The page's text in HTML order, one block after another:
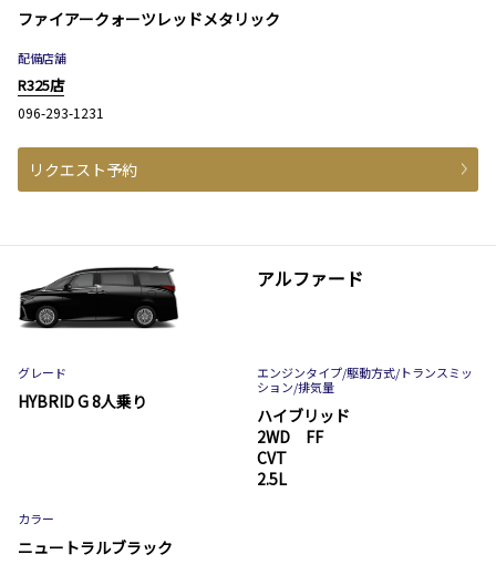
ファイアークォーツレッドメタリック
配備店舗
R325店
096-293-1231
リクエスト予約
アルファード
グレード
HYBRID G 8人乗り
エンジンタイプ/駆動方式/トランスミッ
ション/排気量
ハイブリッド
2WD FF
CVT
2.5L
カラー
ニュートラルブラック